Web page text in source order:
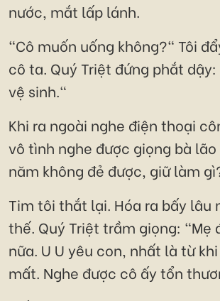
nước, mắt lấp lánh.
"Cô muốn uống không?" Tôi
cô ta. Quý Triệt đứng phắt
vệ sinh."
Khi ra ngoài nghe điện thoại
vô tình nghe được giọng bà
năm không đẻ được, giữ làm
Tim tôi thắt lại. Hóa ra bấy lâu
thế. Quý Triệt trầm giọng: "Mẹ
nữa. U U yêu con, nhất là từ
mất. Nghe được cô ấy tổn